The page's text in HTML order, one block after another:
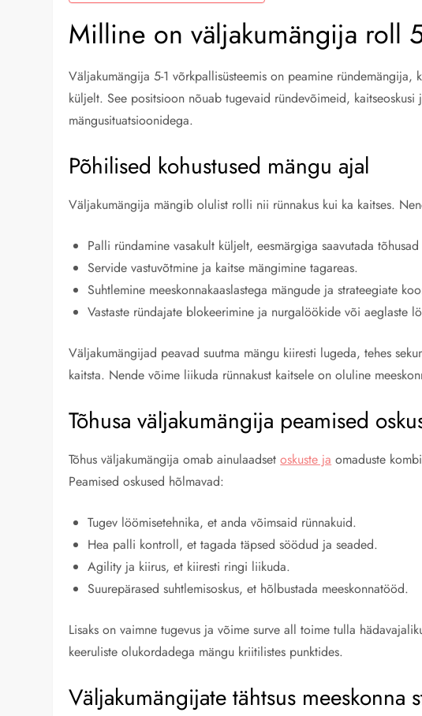
Milline on väljakumängija roll
Väljakumängija 5-1 võrkpallisüsteemis on peamine ründemängija,
küljelt. See positsioon nõuab tugevaid ründevõimeid,
mängusituatsioonidega.
Põhilised kohustused mängu ajal
Väljakumängija mängib olulist rolli nii rünnakus kui ka kaitses.
Palli ründamine vasakult küljelt, eesmärgiga saavutada
Servide vastuvõtmine ja kaitse mängimine tagareas.
Suhtlemine meeskonnakaaslastega mängude ja strateegiate
Vastaste ründajate blokeerimine ja nurgalöökide või aeglaste
Väljakumängijad peavad suutma mängu kiiresti lugeda, tehes
kaitsta. Nende võime liikuda rünnakust kaitsele on oluline
Tõhusa väljakumängija peamised
Tõhus väljakumängija omab ainulaadsetoskuste ja omaduste
Peamised oskused hõlmavad:
Tugev löömisetehnika, et anda võimsaid rünnakuid.
Hea palli kontroll, et tagada täpsed söödud ja seaded.
Agility ja kiirus, et kiiresti ringi liikuda.
Suurepärased suhtlemisoskus, et hõlbustada meeskonnatööd.
Lisaks on vaimne tugevus ja võime surve all toime tulla
keeruliste olukordadega mängu kriitilistes punktides.
Väljakumängijate tähtsus meeskonna